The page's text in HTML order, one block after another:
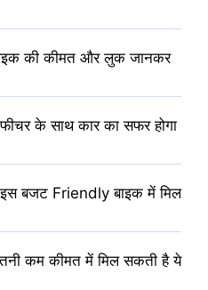
की कीमत और लुक जानकर
के साथ कार का सफर होगा
बजट Friendly बाइक में मिल
कम कीमत में मिल सकती है ये